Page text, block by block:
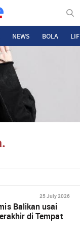
NEWS BOLA
25 July 2026
Balikan usai
di Tempat